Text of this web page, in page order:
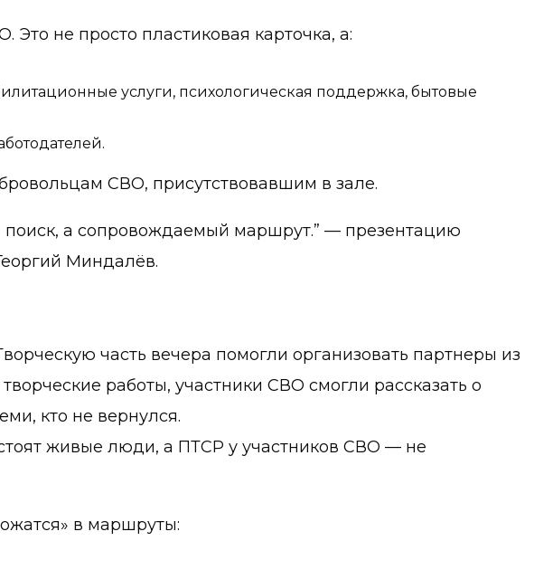
не просто пластиковая карточка, а:
услуги, психологическая поддержка, бытовые
СВО, присутствовавшим в зале.
поиск, а сопровождаемый маршрут.” — презентацию
Миндалёв.
часть вечера помогли организовать партнеры из
работы, участники СВО смогли рассказать о
кто не вернулся.
живые люди, а ПТСР у участников СВО — не
в маршруты: